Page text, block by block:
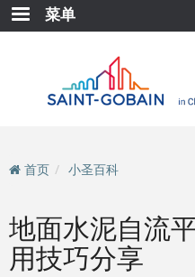
跳
转
菜单
首页 小圣百科
地面水泥自流
用技巧分享